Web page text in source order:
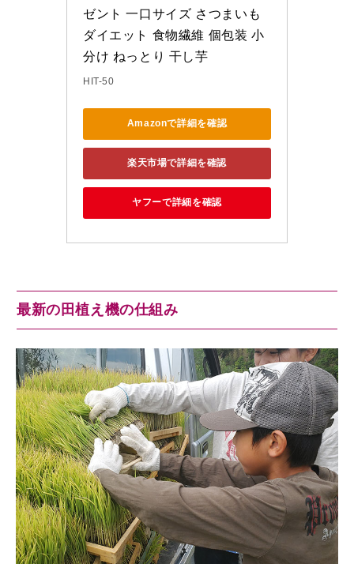
ゼント 一口サイズ さつまいも
ダイエット 食物繊維 個包装 小
分け ねっとり 干し芋
HIT-50
Amazonで詳細を確認
楽天市場で詳細を確認
ヤフーで詳細を確認
最新の田植え機の仕組み